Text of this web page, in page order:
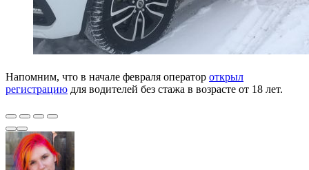
Напомним, что в начале февраля оператор открыл
регистрацию для водителей без стажа в возрасте от 18 лет.